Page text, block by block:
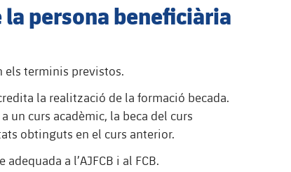
persona beneficiària
els terminis previstos.
la realització de la formació becada.
un curs acadèmic, la beca del curs
obtinguts en el curs anterior.
a l’AJFCB i al FCB.